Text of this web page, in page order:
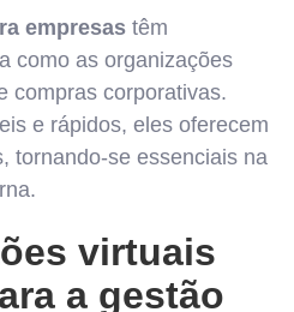
empresas têm
como as organizações
compras corporativas.
e rápidos, eles oferecem
tornando-se essenciais na
virtuais
a gestão